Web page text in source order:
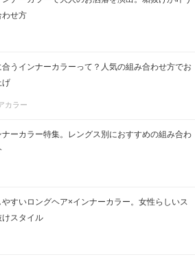
わせ方
うインナーカラーって？人気の組み合わせ方でお
げ
カラー
ナーカラー特集。レングス別におすすめの組み合わ
やすいロングヘア×インナーカラー。女性らしいス
けスタイル